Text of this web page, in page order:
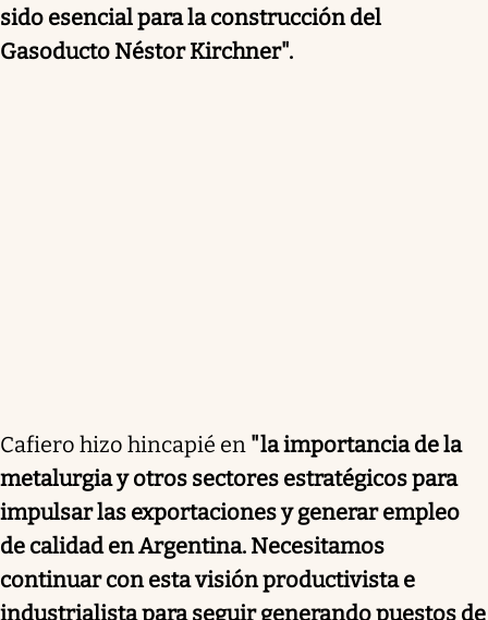
sido esencial para la construcción del
Gasoducto Néstor Kirchner".
Cafiero hizo hincapié en "la importancia de la
metalurgia y otros sectores estratégicos para
impulsar las exportaciones y generar empleo
de calidad en Argentina. Necesitamos
continuar con esta visión productivista e
industrialista para seguir generando puestos de